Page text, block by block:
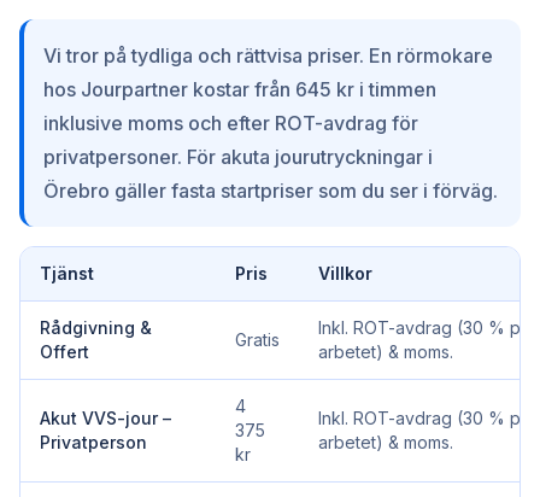
Vi tror på tydliga och rättvisa priser. En rörmokare
hos Jourpartner kostar från 645 kr i timmen
inklusive moms och efter ROT-avdrag för
privatpersoner. För akuta jourutryckningar i
Örebro gäller fasta startpriser som du ser i förväg.
Tjänst Pris Villkor
Rådgivning &
Offert
Gratis
Inkl. ROT-avdrag (30 % på
arbetet) & moms.
Akut VVS-jour –
Privatperson
4
375
kr
Inkl. ROT-avdrag (30 % på
arbetet) & moms.